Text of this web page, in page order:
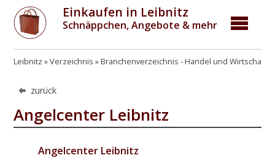
Einkaufen in Leibnitz
Schnäppchen, Angebote & mehr
Leibnitz Verzeichnis Branchenverzeichnis - Handel und Wirtschaft
zurück
Angelcenter Leibnitz
Angelcenter Leibnitz